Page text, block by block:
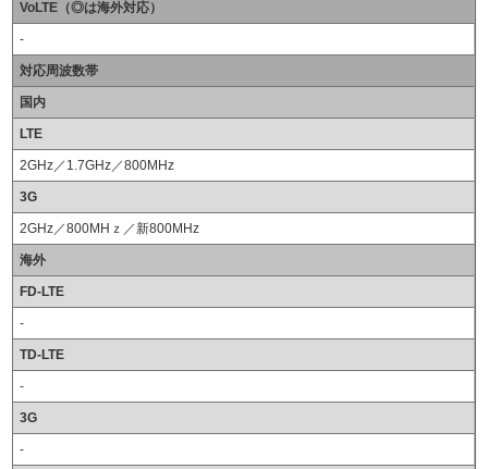
VoLTE（◎は海外対応）
-
対応周波数帯
国内
LTE
2GHz／1.7GHz／800MHz
3G
2GHz／800MHｚ／新800MHz
海外
FD-LTE
-
TD-LTE
-
3G
-